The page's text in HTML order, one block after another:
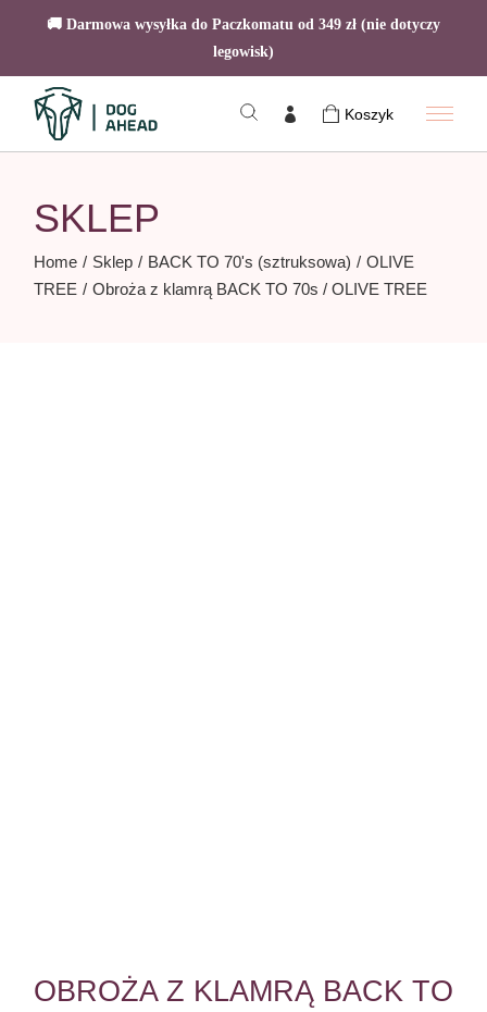
🚚 Darmowa wysyłka do Paczkomatu od 349 zł (nie dotyczy
legowisk)
content
Koszyk
SKLEP
Home Sklep BACK TO 70's (sztruksowa)
OLIVE
TREE
Obroża z klamrą BACK TO 70s / OLIVE TREE
OBROŻA Z KLAMRĄ BACK TO